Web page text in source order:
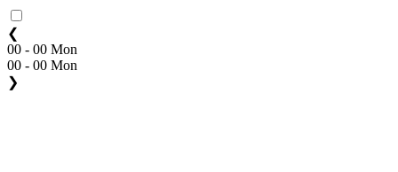
❮
00 - 00 Mon
00 - 00 Mon
❯